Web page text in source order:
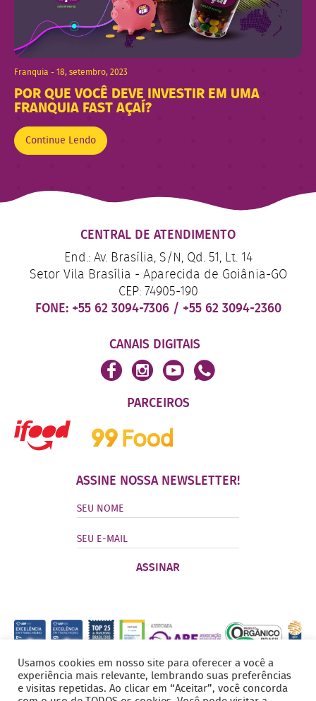
Franquia - 18, setembro, 2023
POR QUE VOCÊ DEVE INVESTIR EM UMA
FRANQUIA FAST AÇAÍ?
Continue Lendo
CENTRAL DE ATENDIMENTO
End.: Av. Brasília, S/N, Qd. 51, Lt. 14
Setor Vila Brasília - Aparecida de Goiânia-GO
CEP: 74905-190
FONE: +55 62 3094-7306 / +55 62 3094-2360
CANAIS DIGITAIS
PARCEIROS
ASSINE NOSSA NEWSLETTER!
Usamos cookies em nosso site para oferecer a você a
experiência mais relevante, lembrando suas preferências
e visitas repetidas. Ao clicar em “Aceitar”, você concorda